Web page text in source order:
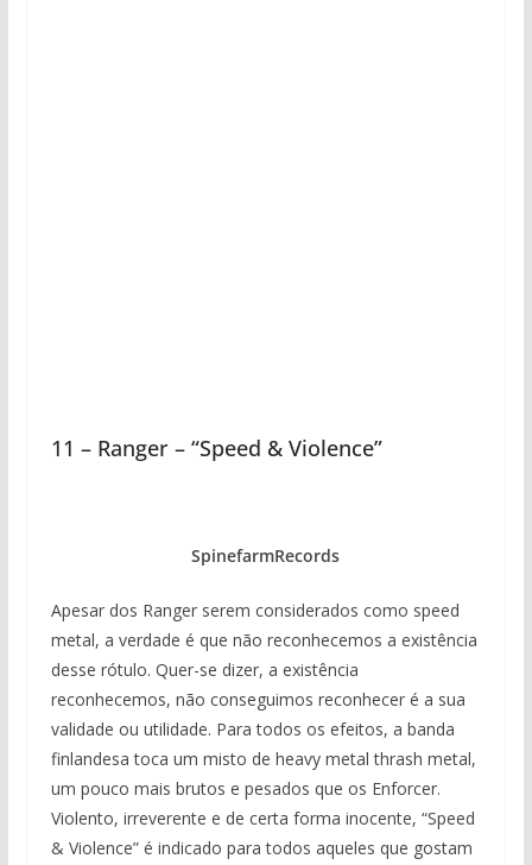
11 – Ranger – “Speed & Violence”
SpinefarmRecords
Apesar dos Ranger serem considerados como speed
metal, a verdade é que não reconhecemos a existência
desse rótulo. Quer-se dizer, a existência
reconhecemos, não conseguimos reconhecer é a sua
validade ou utilidade. Para todos os efeitos, a banda
finlandesa toca um misto de heavy metal thrash metal,
um pouco mais brutos e pesados que os Enforcer.
Violento, irreverente e de certa forma inocente, “Speed
& Violence” é indicado para todos aqueles que gostam